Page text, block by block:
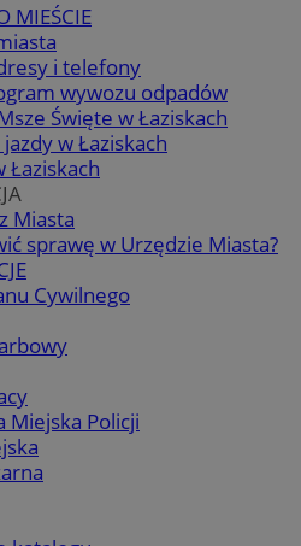
MIEŚCIE
i telefony
wywozu odpadów
Święte w Łaziskach
jazdy w Łaziskach
Łaziskach
Miasta
sprawę w Urzędzie Miasta?
Cywilnego
Miejska Policji